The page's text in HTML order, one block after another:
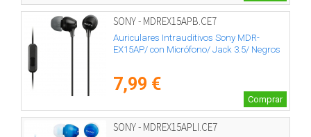
SONY - MDREX15APB.CE7
Auriculares Intrauditivos Sony MDR-
EX15AP/ con Micrófono/ Jack 3.5/ Negros
7,99 €
Comprar
SONY - MDREX15APLI.CE7